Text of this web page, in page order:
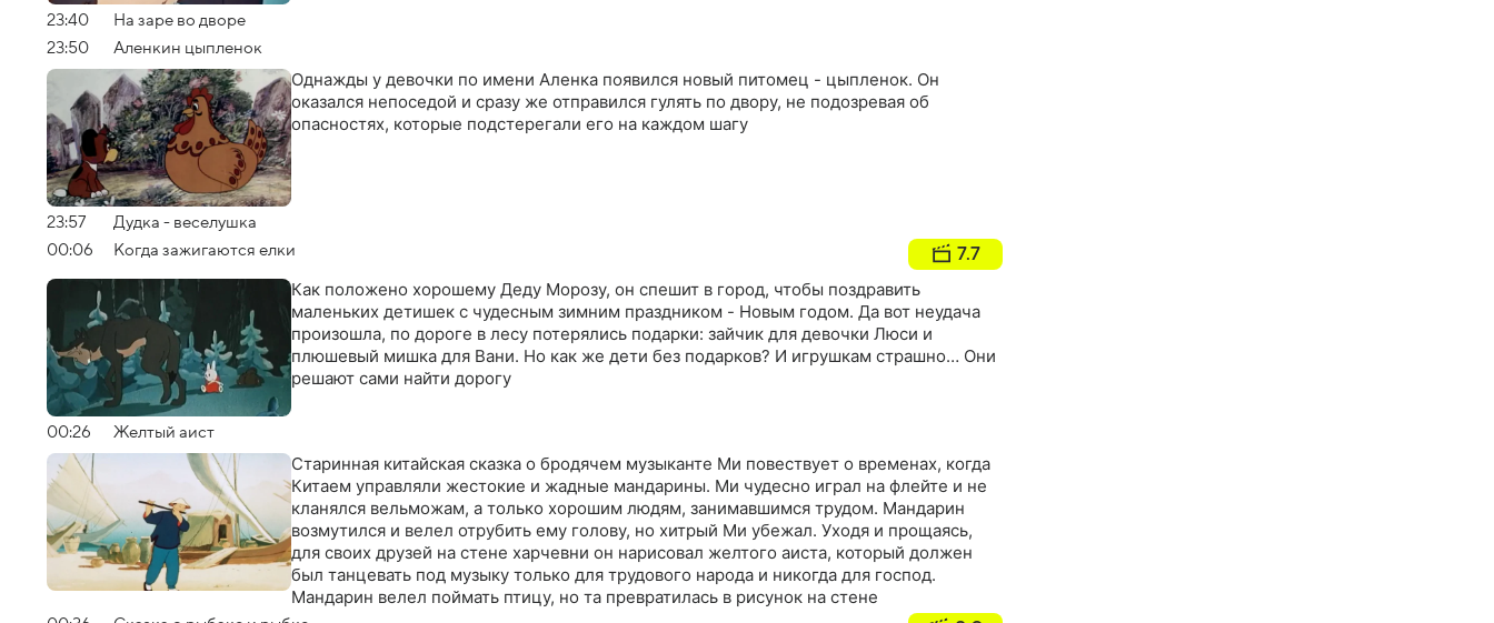
23:40
На заре во дворе
23:50
Аленкин цыпленок
Однажды у девочки по имени Аленка появился новый питомец - цыпленок. Он
оказался непоседой и сразу же отправился гулять по двору, не подозревая об
опасностях, которые подстерегали его на каждом шагу
23:57
Дудка - веселушка
00:06
Когда зажигаются елки 7.7
Как положено хорошему Деду Морозу, он спешит в город, чтобы поздравить
маленьких детишек с чудесным зимним праздником - Новым годом. Да вот неудача
произошла, по дороге в лесу потерялись подарки: зайчик для девочки Люси и
плюшевый мишка для Вани. Но как же дети без подарков? И игрушкам страшно… Они
решают сами найти дорогу
00:26 Желтый аист
Старинная китайская сказка о бродячем музыканте Ми повествует о временах, когда
Китаем управляли жестокие и жадные мандарины. Ми чудесно играл на флейте и не
кланялся вельможам, а только хорошим людям, занимавшимся трудом. Мандарин
возмутился и велел отрубить ему голову, но хитрый Ми убежал. Уходя и прощаясь,
для своих друзей на стене харчевни он нарисовал желтого аиста, который должен
был танцевать под музыку только для трудового народа и никогда для господ.
Мандарин велел поймать птицу, но та превратилась в рисунок на стене